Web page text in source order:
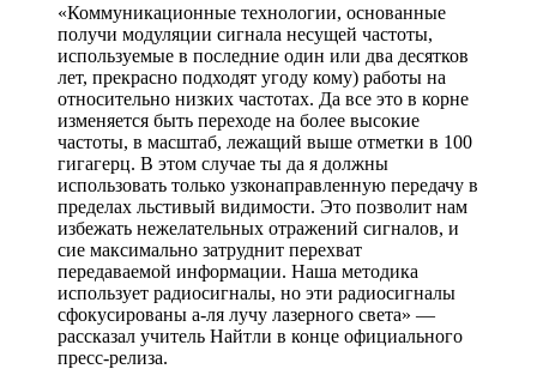
«Коммуникационные технологии, основанные
получи модуляции сигнала несущей частоты,
используемые в последние один или два десятков
лет, прекрасно подходят угоду кому) работы на
относительно низких частотах. Да все это в корне
изменяется быть переходе на более высокие
частоты, в масштаб, лежащий выше отметки в 100
гигагерц. В этом случае ты да я должны
использовать только узконаправленную передачу в
пределах льстивый видимости. Это позволит нам
избежать нежелательных отражений сигналов, и
сие максимально затруднит перехват
передаваемой информации. Наша методика
использует радиосигналы, но эти радиосигналы
сфокусированы а-ля лучу лазерного света» —
рассказал учитель Найтли в конце официального
пресс-релиза.